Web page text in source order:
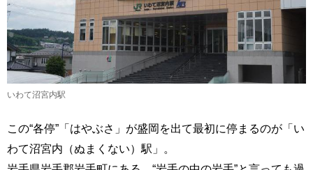
いわて沼宮内駅
この“各停”「はやぶさ」が盛岡を出て最初に停まるのが「い
わて沼宮内（ぬまくない）駅」。